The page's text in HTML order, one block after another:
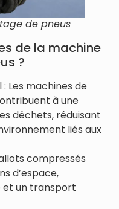
de pneus
de la machine
?
Les machines de
à une
déchets, réduisant
liés aux
compressés
d’espace,
un transport